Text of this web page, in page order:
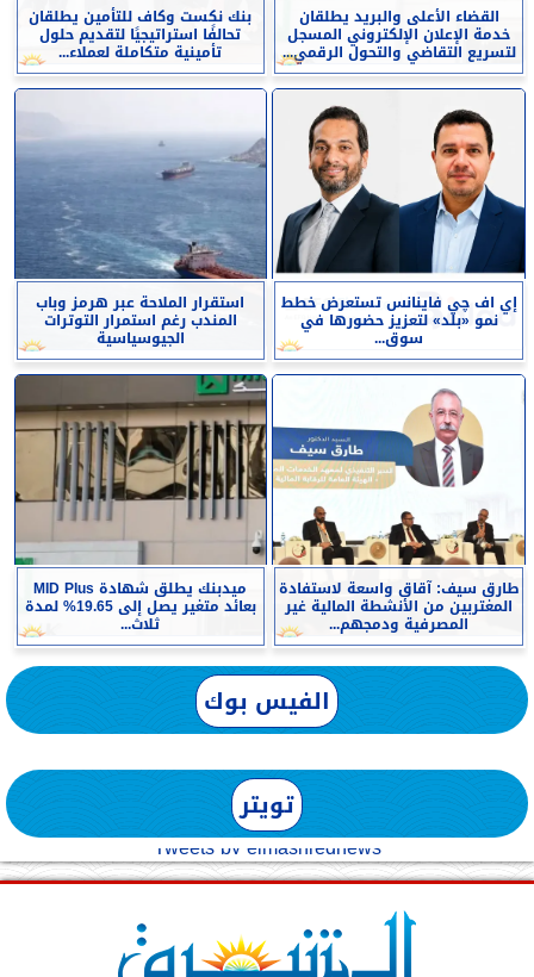
القضاء الأعلى والبريد يطلقان
خدمة الإعلان الإلكتروني المسجل
لتسريع التقاضي والتحول الرقمي...
بنك نكست وكاف للتأمين يطلقان
تحالفًا استراتيجيًا لتقديم حلول
تأمينية متكاملة لعملاء...
إي اف چي فاينانس تستعرض خطط
نمو «بلد» لتعزيز حضورها في
سوق...
استقرار الملاحة عبر هرمز وباب
المندب رغم استمرار التوترات
الجيوسياسية
طارق سيف: آقاق واسعة لاستفادة
المغتربين من الأنشطة المالية غير
المصرفية ودمجهم...
ميدبنك يطلق شهادة MID Plus
بعائد متغير يصل إلى 19.65% لمدة
ثلاث...
الفيس بوك
تويتر
Tweets by elmashreqnews